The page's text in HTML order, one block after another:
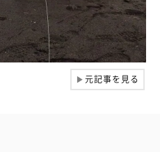
▶元記事を見る